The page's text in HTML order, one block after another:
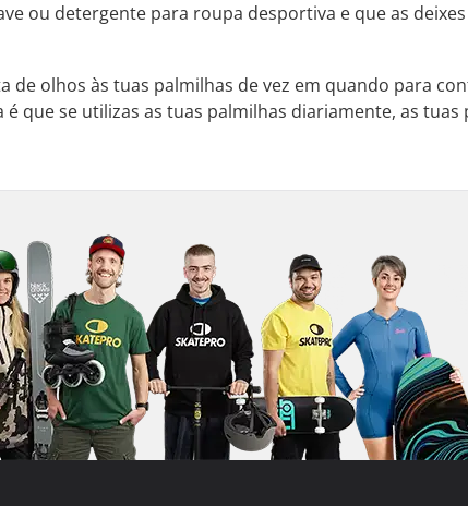
ou detergente para roupa desportiva e que as
de olhos às tuas palmilhas de vez em quando para
que se utilizas as tuas palmilhas diariamente, as